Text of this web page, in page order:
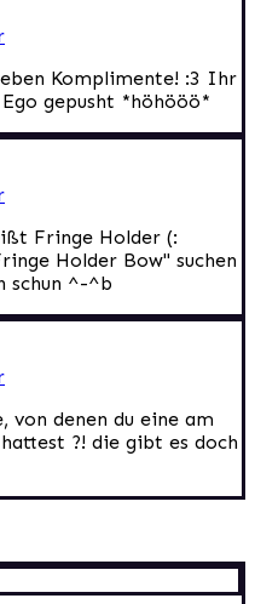
Komplimente! :3 Ihr
gepusht *höhööö*
Fringe Holder (:
Holder Bow" suchen
schun ^-^b
von denen du eine am
?! die gibt es doch